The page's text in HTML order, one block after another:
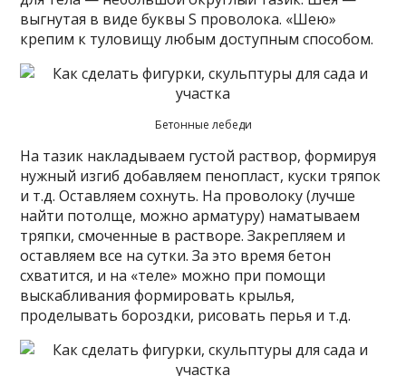
выгнутая в виде буквы S проволока. «Шею»
крепим к туловищу любым доступным способом.
Бетонные лебеди
На тазик накладываем густой раствор, формируя
нужный изгиб добавляем пенопласт, куски тряпок
и т.д. Оставляем сохнуть. На проволоку (лучше
найти потолще, можно арматуру) наматываем
тряпки, смоченные в растворе. Закрепляем и
оставляем все на сутки. За это время бетон
схватится, и на «теле» можно при помощи
выскабливания формировать крылья,
проделывать бороздки, рисовать перья и т.д.